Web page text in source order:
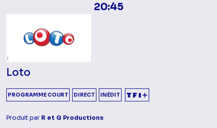
20:45
Loto
PROGRAMME COURT DIRECT INÉDIT
Produit par R et G Productions